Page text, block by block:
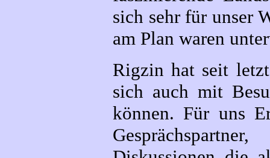
sich sehr für unser
am Plan waren
Rigzin hat seit
sich auch mit
können. Für uns